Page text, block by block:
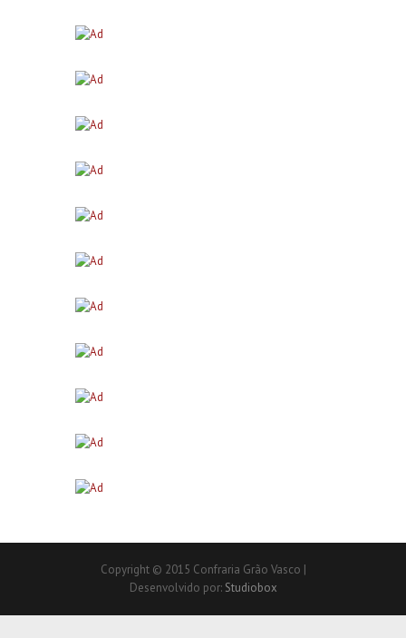
Copyright © 2015 Confraria Grão Vasco |
Desenvolvido por: Studiobox